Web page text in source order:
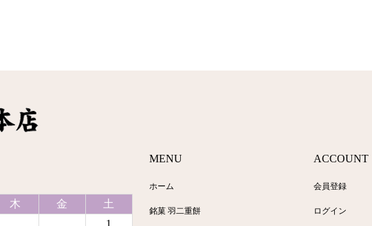
木 金
土
1
MENU
ホーム
銘菓 羽二重餅
ACCOUNT
会員登録
ログイン